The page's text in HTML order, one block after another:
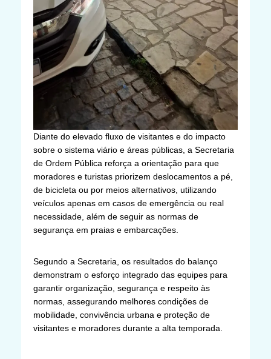
Diante do elevado fluxo de visitantes e do impacto
sobre o sistema viário e áreas públicas, a Secretaria
de Ordem Pública reforça a orientação para que
moradores e turistas priorizem deslocamentos a pé,
de bicicleta ou por meios alternativos, utilizando
veículos apenas em casos de emergência ou real
necessidade, além de seguir as normas de
segurança em praias e embarcações.
Segundo a Secretaria, os resultados do balanço
demonstram o esforço integrado das equipes para
garantir organização, segurança e respeito às
normas, assegurando melhores condições de
mobilidade, convivência urbana e proteção de
visitantes e moradores durante a alta temporada.